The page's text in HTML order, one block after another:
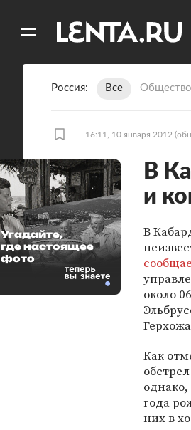
Россия Все Общество
16:11, 10 января 2012
В
и
В
около
Как
года
них в
Угадайте,
где настоящее
фото